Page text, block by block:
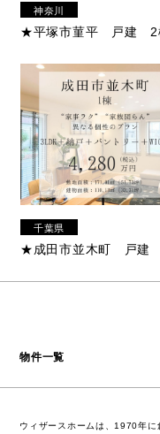
神奈川
県
★平塚市菫平 戸建 2
千葉県
★成田市並木町 戸建
物件一覧
ウィザースホームは、1970年に